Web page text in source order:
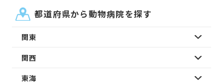
都道府県から動物病院を探す
関東
関西
東海